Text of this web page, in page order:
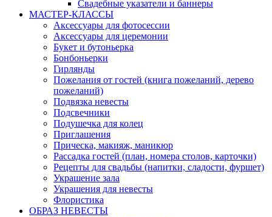
Свадебные указатели и баннеры
МАСТЕР-КЛАССЫ
Аксессуары для фотосессии
Аксессуары для церемонии
Букет и бутоньерка
Бонбоньерки
Гирлянды
Пожелания от гостей (книга пожеланий, дерево
пожеланий)
Подвязка невесты
Подсвечники
Подушечка для колец
Приглашения
Прическа, макияж, маникюр
Рассадка гостей (план, номера столов, карточки)
Рецепты для свадьбы (напитки, сладости, фуршет)
Украшение зала
Украшения для невесты
Флористика
ОБРАЗ НЕВЕСТЫ